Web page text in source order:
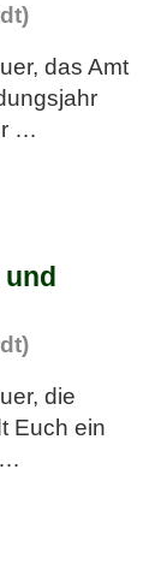
das Amt
…
die
Euch ein
…